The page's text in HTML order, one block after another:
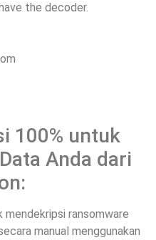
the decoder.
100% untuk
Anda dari
ransomware
manual menggunakan